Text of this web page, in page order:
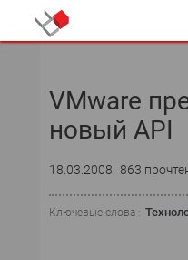
VMware
новый API
18.03.2008 863
Ключевые слова :